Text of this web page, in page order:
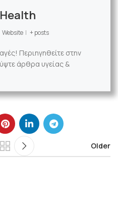
Website | + posts
Περιηγηθείτε στην
άρθρα υγείας &
Older